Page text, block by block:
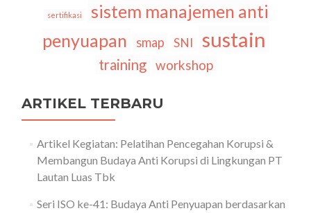
sertifikasi
sistem manajemen anti
penyuapan
smap SNI sustain
training workshop
ARTIKEL TERBARU
Artikel Kegiatan: Pelatihan Pencegahan Korupsi &
Membangun Budaya Anti Korupsi di Lingkungan PT
Lautan Luas Tbk
Seri ISO ke-41: Budaya Anti Penyuapan berdasarkan